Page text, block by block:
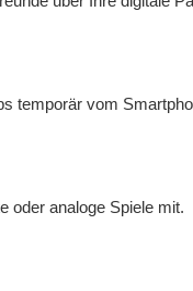
temporär vom
oder analoge Spiele mit.